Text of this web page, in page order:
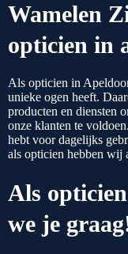
Wamelen
opticien in
Als opticien in
unieke ogen heeft.
producten en diensten
onze klanten te
hebt voor dagelijks
als opticien hebben wij
Als
we je